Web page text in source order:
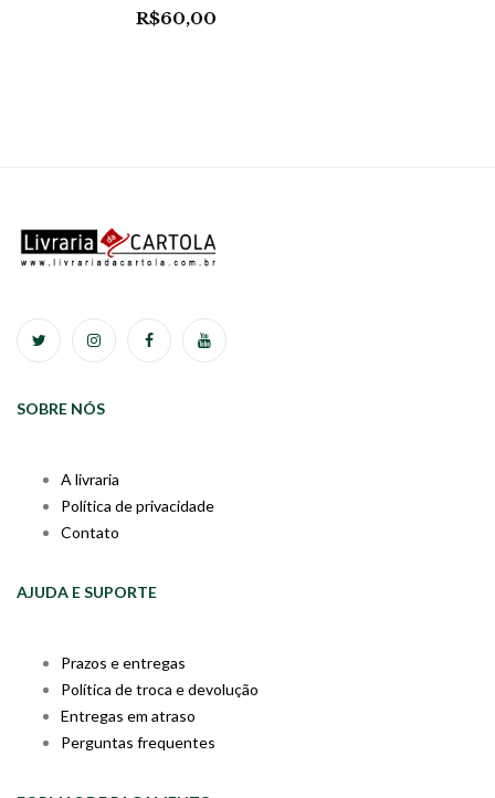
R$60,00
SOBRE NÓS
A livraria
Política de privacidade
Contato
AJUDA E SUPORTE
Prazos e entregas
Política de troca e devolução
Entregas em atraso
Perguntas frequentes